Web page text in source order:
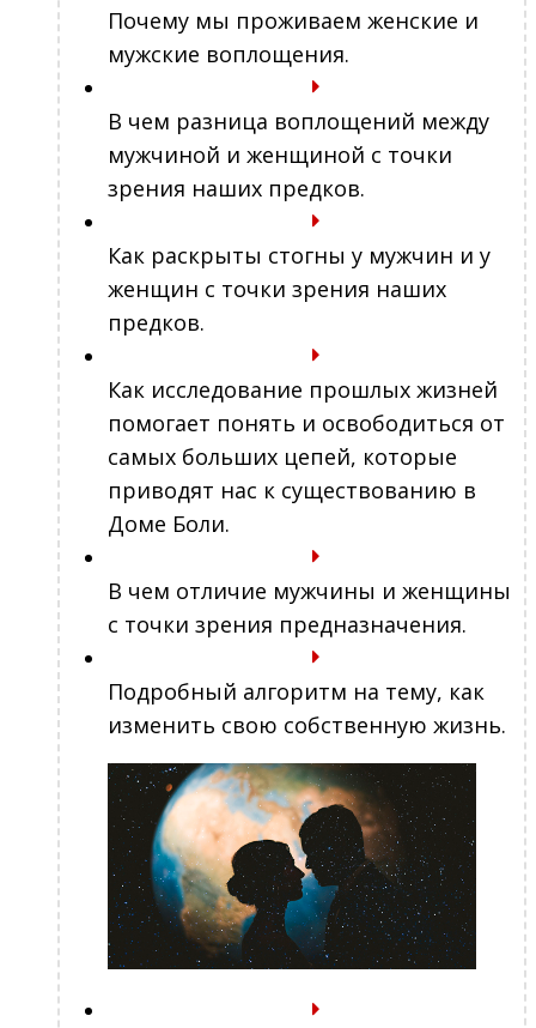
Почему мы проживаем женские и
мужские воплощения.
В чем разница воплощений между
мужчиной и женщиной с точки
зрения наших предков.
Как раскрыты стогны у мужчин и у
женщин с точки зрения наших
предков.
Как исследование прошлых жизней
помогает понять и освободиться от
самых больших цепей, которые
приводят нас к существованию в
Доме Боли.
В чем отличие мужчины и женщины
с точки зрения предназначения.
Подробный алгоритм на тему, как
изменить свою собственную жизнь.